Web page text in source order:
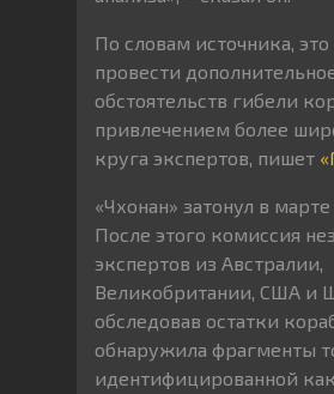
По словам источника,
провести
обстоятельств гибели
привлечением более
круга экспертов, пишет
«Чхонан» затонул в марте
После этого комиссия
экспертов из Австралии,
Великобритании, США и
обследовав остатки
обнаружила фрагменты
идентифицированной как